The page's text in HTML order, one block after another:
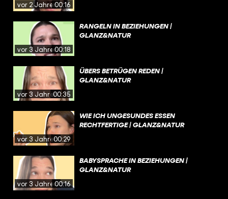
vor 2 Jahren00:16
vor 3 Jahren00:18
RANGELN IN BEZIEHUNGEN |
GLANZ&NATUR
vor 3 Jahren00:35
ÜBERS BETRÜGEN REDEN |
GLANZ&NATUR
vor 3 Jahren00:29
WIE ICH UNGESUNDES ESSEN
RECHTFERTIGE | GLANZ&NATUR
vor 3 Jahren00:16
BABYSPRACHE IN BEZIEHUNGEN |
GLANZ&NATUR